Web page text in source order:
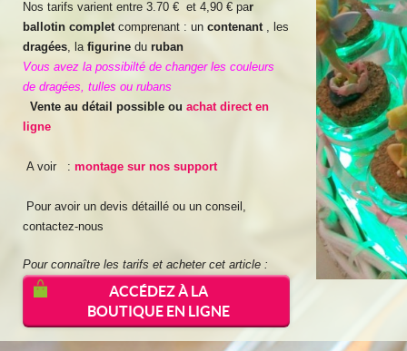
Nos tarifs varient entre 3.70 € et 4,90 € par
ballotin complet comprenant : un contenant , les
dragées, la figurine duruban
Vous avez la possibilté de changer les couleurs
de dragées, tulles ou rubans
Vente au détail possible ou achat direct en
ligne
A voir : montage sur nos support
Pour avoir un devis détaillé ou un conseil,
contactez-nous
Pour connaître les tarifs et acheter cet article :
ACCÉDEZ À LA
BOUTIQUE EN LIGNE